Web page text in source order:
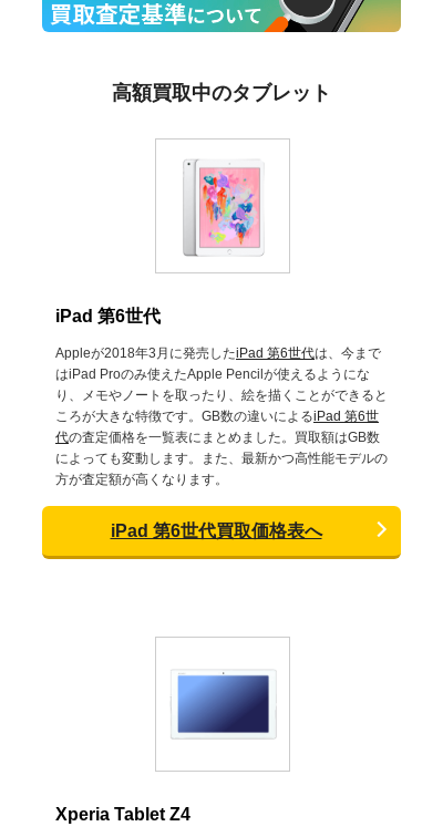
高額買取中のタブレット
iPad 第6世代
Appleが2018年3月に発売したiPad 第6世代は、今まで
はiPad Proのみ使えたApple Pencilが使えるようにな
り、メモやノートを取ったり、絵を描くことができると
ころが大きな特徴です。GB数の違いによるiPad 第6世
代の査定価格を一覧表にまとめました。買取額はGB数
によっても変動します。また、最新かつ高性能モデルの
方が査定額が高くなります。
iPad 第6世代買取価格表へ
Xperia Tablet Z4